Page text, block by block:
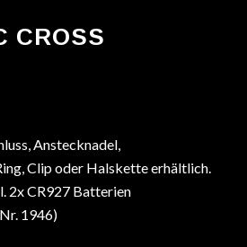
CROSS
Anstecknadel,
Clip oder Halskette erhältlich.
2x CR927 Batterien
1946)